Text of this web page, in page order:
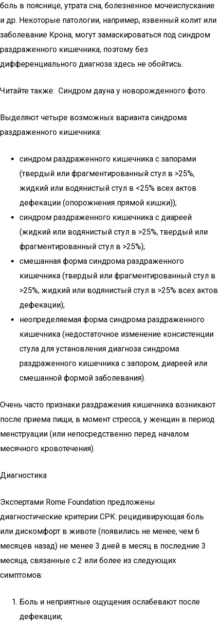
боль в пояснице, утрата сна, болезненное мочеиспускание
и др. Некоторые патологии, например, язвенный колит или
заболевание Крона, могут замаскироваться под синдром
раздраженного кишечника, поэтому без
дифференциального диагноза здесь не обойтись.
Читайте также: Синдром дауна у новорожденного фото
Выделяют четыре возможных варианта синдрома
раздраженного кишечника:
синдром раздраженного кишечника с запорами
(твердый или фрагментированный стул в >25%,
жидкий или водянистый стул в <25% всех актов
дефекации (опорожнения прямой кишки));
синдром раздраженного кишечника с диареей
(жидкий или водянистый стул в >25%, твердый или
фрагментированный стул в >25%);
смешанная форма синдрома раздраженного
кишечника (твердый или фрагментированный стул в
>25%, жидкий или водянистый стул в >25% всех актов
дефекации);
неопределяемая форма синдрома раздраженного
кишечника (недостаточное изменение консистенции
стула для установления диагноза синдрома
раздраженного кишечника с запором, диареей или
смешанной формой заболевания).
Очень часто признаки раздражения кишечника возникают
после приема пищи, в момент стресса, у женщин в период
менструации (или непосредственно перед началом
месячного кровотечения).
Диагностика
Экспертами Rome Foundation предложены
диагностические критерии СРК: рецидивирующая боль
или дискомфорт в животе (появились не менее, чем 6
месяцев назад) не менее 3 дней в месяц в последние 3
месяца, связанные с 2 или более из следующих
симптомов:
Боль и неприятные ощущения ослабевают после
дефекации;